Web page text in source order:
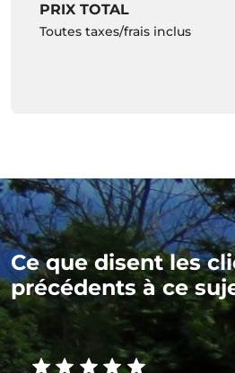
PRIX TOTAL
Toutes taxes/frais inclus
Ce que disent les
précédents à ce